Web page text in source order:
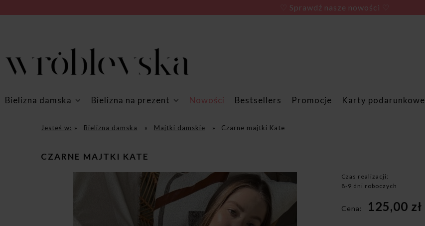
♡ Sprawdź nasze nowości ♡
Bielizna damska Bielizna na prezent Nowości Bestsellers Promocje Karty podarunkowe
Jesteś w: » Bielizna damska » Majtki damskie » Czarne majtki Kate
CZARNE MAJTKI KATE
Czas realizacji:
8-9 dni roboczych
Cena: 125,00 zł